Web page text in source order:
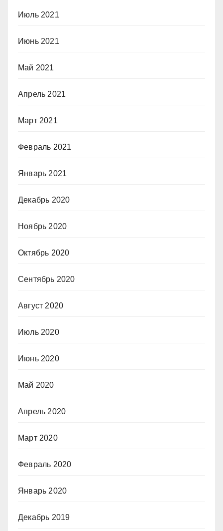
Июль 2021
Июнь 2021
Май 2021
Апрель 2021
Март 2021
Февраль 2021
Январь 2021
Декабрь 2020
Ноябрь 2020
Октябрь 2020
Сентябрь 2020
Август 2020
Июль 2020
Июнь 2020
Май 2020
Апрель 2020
Март 2020
Февраль 2020
Январь 2020
Декабрь 2019